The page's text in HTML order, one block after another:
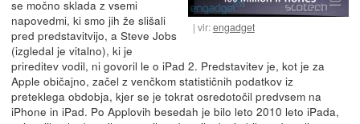
vir:engadget
se močno sklada z vsemi
napovedmi, ki smo jih že slišali
pred predstavitvijo, a Steve Jobs
(izgledal je vitalno), ki je
prireditev vodil, ni govoril le o iPad 2. Predstavitev je, kot je za
Apple običajno, začel z venčkom statističnih podatkov iz
preteklega obdobja, kjer se je tokrat osredotočil predvsem na
iPhone in iPad. Po Applovih besedah je bilo leto 2010 leto iPada,